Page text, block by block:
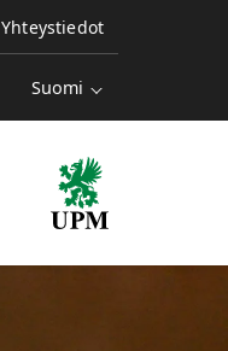
Yhteystiedot
Suomi